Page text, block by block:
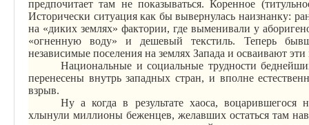
предпочитает там не показываться. Коренное
Исторически ситуация как бы вывернулась наизнанку:
на «диких землях» фактории, где выменивали у
«огненную воду» и дешевый текстиль. Теперь
независимые поселения на землях Запада и осваивают
Национальные и социальные трудности
перенесены внутрь западных стран, и вполне
взрыв.
Ну а когда в результате хаоса,
хлынули миллионы беженцев, желавших остаться там